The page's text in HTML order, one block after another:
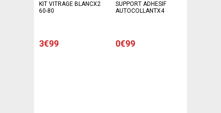
KIT VITRAGE BLANCX2
60-80
3€99
SUPPORT ADHESIF
AUTOCOLLANTX4
0€99